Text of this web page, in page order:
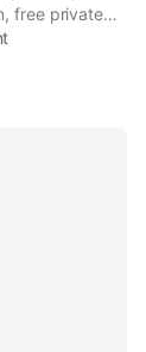
free private
the 4-star